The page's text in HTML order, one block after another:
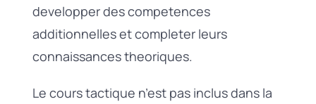
developper des competences
additionnelles et completer leurs
connaissances theoriques.
Le cours tactique n’est pas inclus dans la